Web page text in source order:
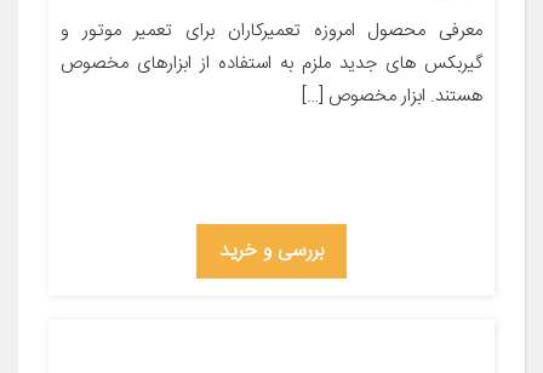
معرفی محصول امروزه تعمیرکاران برای تعمیر موتور و
گیربکس های جدید ملزم به استفاده از ابزارهای مخصوص
هستند. ابزار مخصوص […]
بررسی و خرید